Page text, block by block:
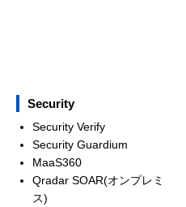
Security
Security Verify
Security Guardium
MaaS360
Qradar SOAR(オンプレミ
ス)